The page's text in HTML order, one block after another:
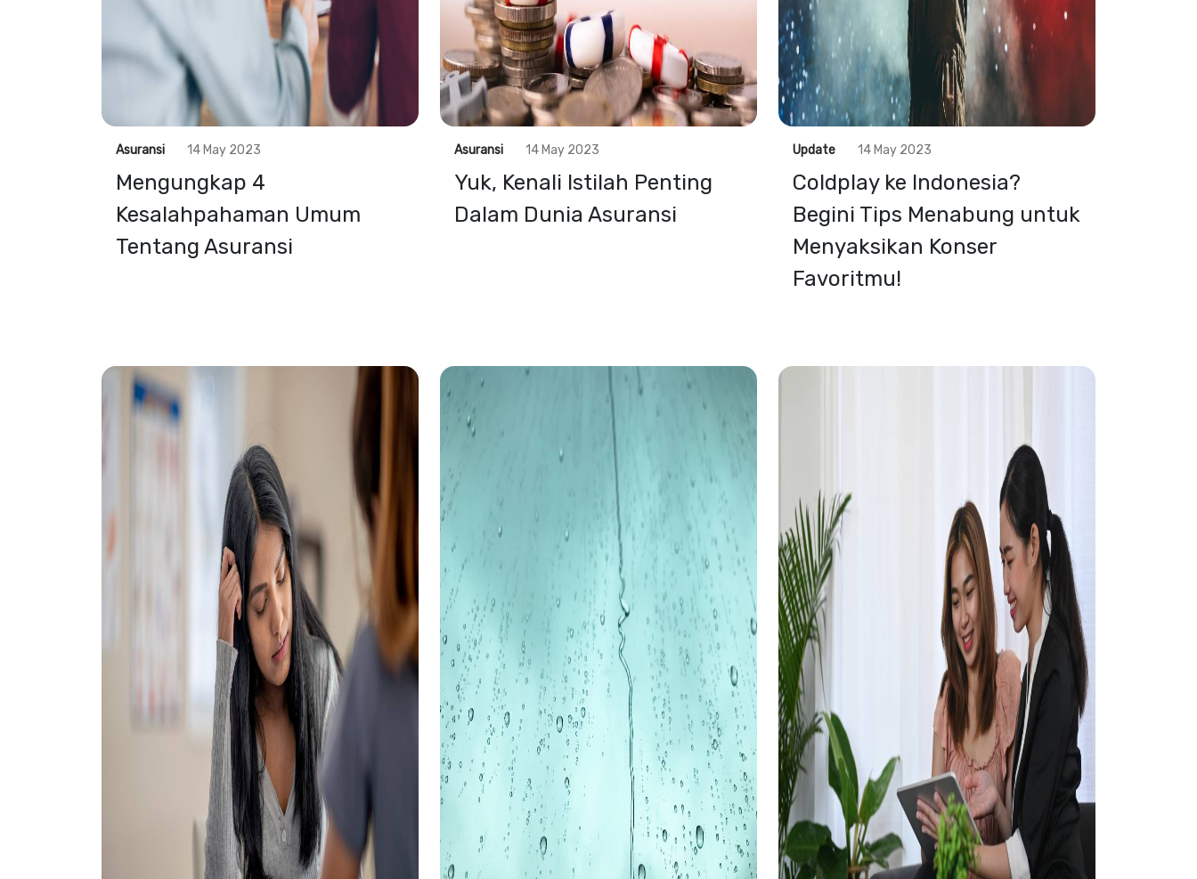
Asuransi 14 May 2023
Mengungkap 4
Kesalahpahaman Umum
Tentang Asuransi
Asuransi 14 May 2023
Yuk, Kenali Istilah Penting
Dalam Dunia Asuransi
Update 14 May 2023
Coldplay ke Indonesia?
Begini Tips Menabung untuk
Menyaksikan Konser
Favoritmu!